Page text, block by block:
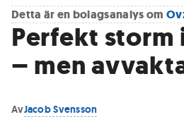
Detta är en bolagsanalys om
Perfekt storm
– men
AvJacob Svensson